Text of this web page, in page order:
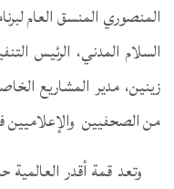
المنصوري المنسق العام
السلام المدني، الرئيس
زينين، مدير المشاريع
من الصحفيين والإعلاميين
وتعد قمة أقدر